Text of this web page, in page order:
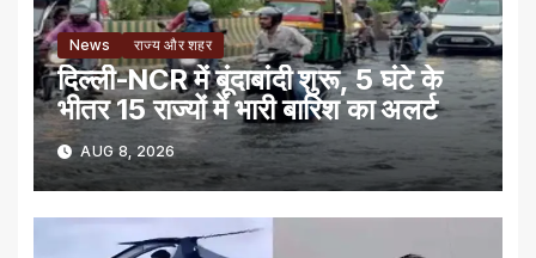
News राज्य और शहर
दिल्ली-NCR में बूंदाबांदी शुरू, 5 घंटे के
भीतर 15 राज्यों में भारी बारिश का अलर्ट
AUG 8, 2026